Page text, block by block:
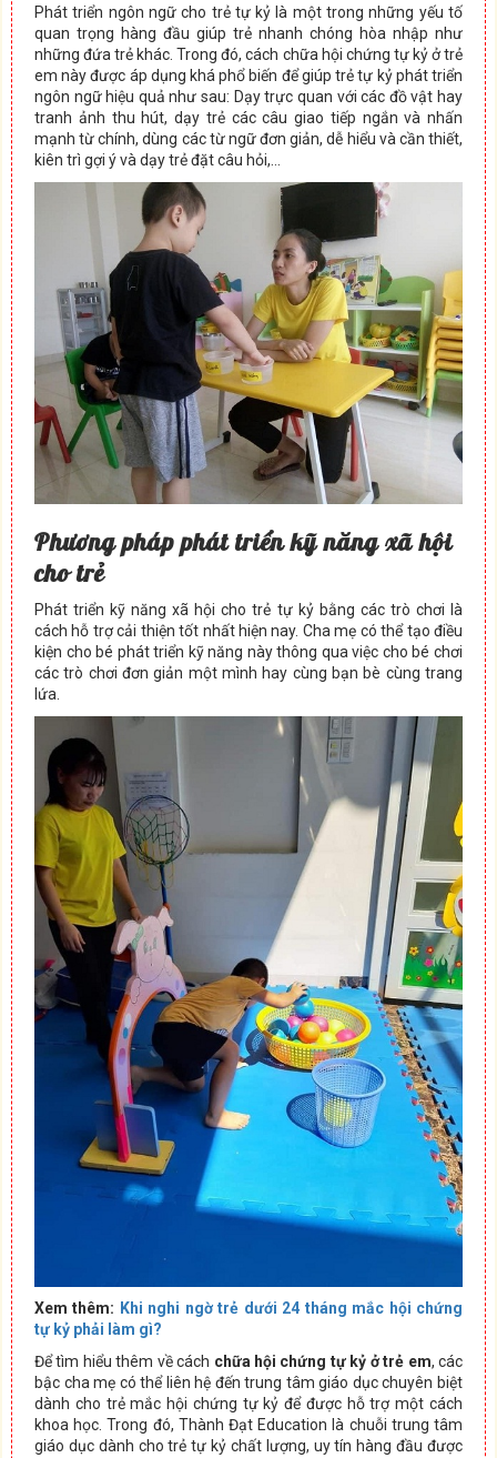
Phát triển ngôn ngữ cho trẻ tự kỷ là một trong những yếu tố
quan trọng hàng đầu giúp trẻ nhanh chóng hòa nhập như
những đứa trẻ khác. Trong đó, cách chữa hội chứng tự kỷ ở trẻ
em này được áp dụng khá phổ biến để giúp trẻ tự kỷ phát triển
ngôn ngữ hiệu quả như sau: Dạy trực quan với các đồ vật hay
tranh ảnh thu hút, dạy trẻ các câu giao tiếp ngắn và nhấn
mạnh từ chính, dùng các từ ngữ đơn giản, dễ hiểu và cần thiết,
kiên trì gợi ý và dạy trẻ đặt câu hỏi,…
Phương pháp phát triển kỹ năng xã hội
cho trẻ
Phát triển kỹ năng xã hội cho trẻ tự kỷ bằng các trò chơi là
cách hỗ trợ cải thiện tốt nhất hiện nay. Cha mẹ có thể tạo điều
kiện cho bé phát triển kỹ năng này thông qua việc cho bé chơi
các trò chơi đơn giản một mình hay cùng bạn bè cùng trang
lứa.
Xem thêm: Khi nghi ngờ trẻ dưới 24 tháng mắc hội chứng
tự kỷ phải làm gì?
Để tìm hiểu thêm về cách chữa hội chứng tự kỷ ở trẻ em, các
bậc cha mẹ có thể liên hệ đến trung tâm giáo dục chuyên biệt
dành cho trẻ mắc hội chứng tự kỷ để được hỗ trợ một cách
khoa học. Trong đó, Thành Đạt Education là chuỗi trung tâm
giáo dục dành cho trẻ tự kỷ chất lượng, uy tín hàng đầu được